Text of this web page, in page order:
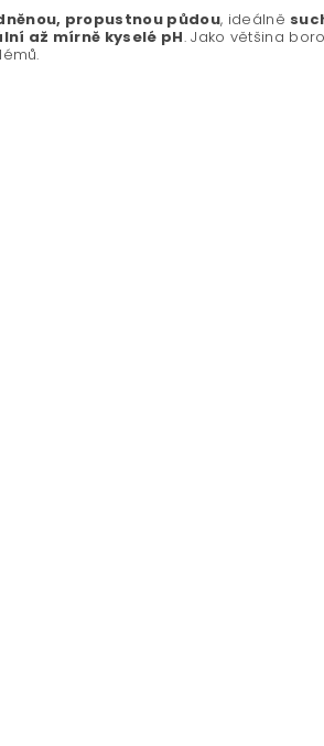
propustnou půdou, ideálně
až mírně kyselé pH. Jako většina